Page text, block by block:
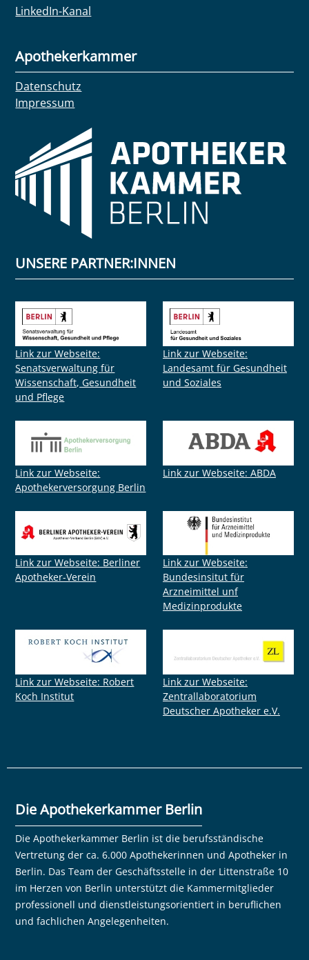
LinkedIn-Kanal
Apothekerkammer
Datenschutz
Impressum
UNSERE PARTNER:INNEN
Link zur Webseite:
Senatsverwaltung für
Wissenschaft, Gesundheit
und Pflege
Link zur Webseite:
Landesamt für Gesundheit
und Soziales
Link zur Webseite:
Apothekerversorgung Berlin
Link zur Webseite: ABDA
Link zur Webseite: Berliner
Apotheker-Verein
Link zur Webseite:
Bundesinsitut für
Arzneimittel unf
Medizinprodukte
Link zur Webseite: Robert
Koch Institut
Link zur Webseite:
Zentrallaboratorium
Deutscher Apotheker e.V.
Die Apothekerkammer Berlin
Die Apothekerkammer Berlin ist die berufsständische
Vertretung der ca. 6.000 Apothekerinnen und Apotheker in
Berlin. Das Team der Geschäftsstelle in der Littenstraße 10
im Herzen von Berlin unterstützt die Kammermitglieder
professionell und dienstleistungsorientiert in beruflichen
und fachlichen Angelegenheiten.